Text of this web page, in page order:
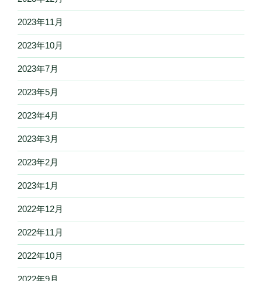
2023年11月
2023年10月
2023年7月
2023年5月
2023年4月
2023年3月
2023年2月
2023年1月
2022年12月
2022年11月
2022年10月